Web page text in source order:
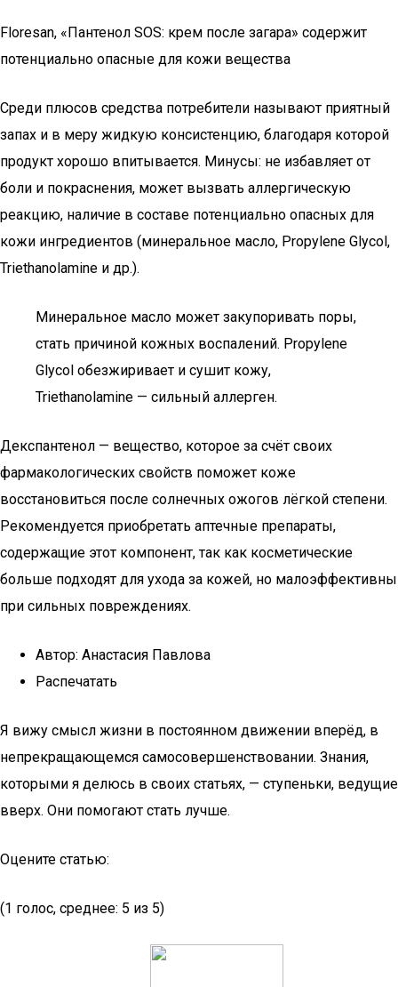
Floresan, «Пантенол SOS: крем после загара» содержит
потенциально опасные для кожи вещества
Среди плюсов средства потребители называют приятный
запах и в меру жидкую консистенцию, благодаря которой
продукт хорошо впитывается. Минусы: не избавляет от
боли и покраснения, может вызвать аллергическую
реакцию, наличие в составе потенциально опасных для
кожи ингредиентов (минеральное масло, Propylene Glycol,
Triethanolamine и др.).
Минеральное масло может закупоривать поры,
стать причиной кожных воспалений. Propylene
Glycol обезжиривает и сушит кожу,
Triethanolamine — сильный аллерген.
Декспантенол — вещество, которое за счёт своих
фармакологических свойств поможет коже
восстановиться после солнечных ожогов лёгкой степени.
Рекомендуется приобретать аптечные препараты,
содержащие этот компонент, так как косметические
больше подходят для ухода за кожей, но малоэффективны
при сильных повреждениях.
Автор: Анастасия Павлова
Распечатать
Я вижу смысл жизни в постоянном движении вперёд, в
непрекращающемся самосовершенствовании. Знания,
которыми я делюсь в своих статьях, — ступеньки, ведущие
вверх. Они помогают стать лучше.
Оцените статью:
(1 голос, среднее: 5 из 5)